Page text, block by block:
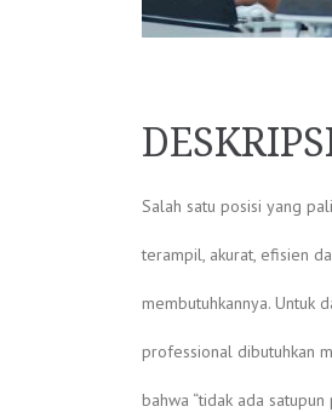
Salah satu posisi yang
terampil, akurat, efisien
membutuhkannya. Untuk
professional dibutuhkan
bahwa “tidak ada